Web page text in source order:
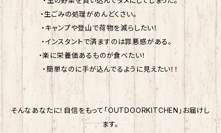
・生ごみの処理がめんどくさい。
・キャンプや登山で荷物を減らしたい！
・インスタントで済ますのは罪悪感がある。
・楽に栄養価あるものが食べたい！
・簡単なのに手が込んでるように見えたい！！
そんなあなたに！自信をもって「OUTDOORKITCHEN」お届けし
ます。